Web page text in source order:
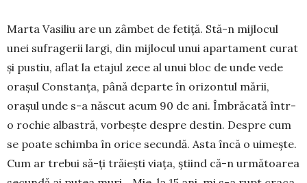
Marta Vasiliu are un zâmbet de fetiță. Stă-n mijlocul
unei sufragerii largi, din mijlocul unui apartament cu­rat
și pustiu, aflat la etajul zece al unui bloc de unde vede
orașul Constanța, până departe în orizontul mării,
orașul unde s-a născut acum 90 de ani. Îmbră­cată într-
o rochie albastră, vorbește des­pre destin. Despre cum
se poate schimba în orice secundă. Asta încă o uimește.
Cum ar trebui să-ți trăiești viața, știind că-n următoarea